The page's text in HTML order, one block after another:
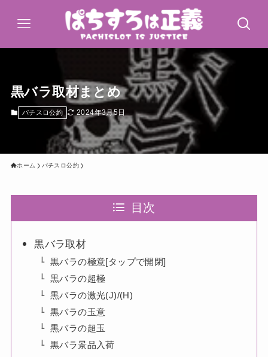
黒バラ取材まとめ
パチスロ公約 2024年3月5日
ホーム パチスロ公約
目次
黒バラ取材
黒バラの極意[タップで開閉]
黒バラの超極
黒バラの激光(J)/(H)
黒バラの玉意
黒バラの超玉
黒バラ景品入荷